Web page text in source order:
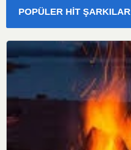
POPÜLER HIT ŞARKILAR